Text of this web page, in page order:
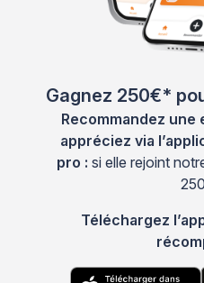
Gagnez 250€*
Recommandez
appréciez via
pro : si elle rejoint
Téléchargez